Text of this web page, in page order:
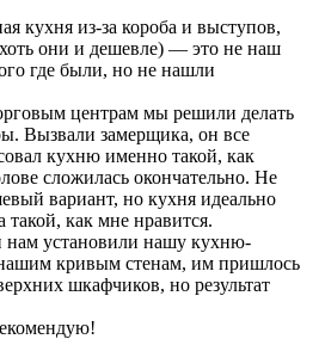
кухня из-за короба и выступов,
они и дешевле) — это не наш
где были, но не нашли
центрам мы решили делать
Вызвали замерщика, он все
кухню именно такой, как
сложилась окончательно. Не
вариант, но кухня идеально
такой, как мне нравится.
нам установили нашу кухню-
кривым стенам, им пришлось
шкафчиков, но результат